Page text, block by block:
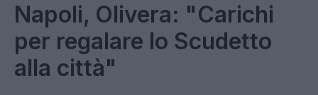
Napoli, Olivera: "Carichi
per regalare lo Scudetto
alla città"